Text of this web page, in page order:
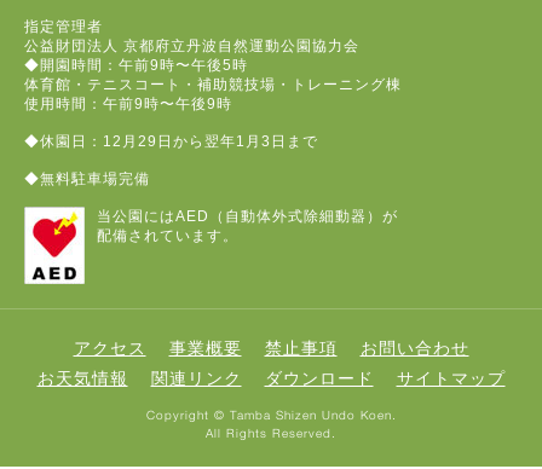
指定管理者
公益財団法人 京都府立丹波自然運動公園協力会
◆開園時間：午前9時〜午後5時
体育館・テニスコート・補助競技場・トレーニング棟
使用時間：午前9時〜午後9時
◆休園日：12月29日から翌年1月3日まで
◆無料駐車場完備
当公園にはAED（自動体外式除細動器）が
配備されています。
アクセス 事業概要 禁止事項
お問い合わせ
お天気情報
関連リンク ダウンロード サイトマップ
Copyright © Tamba Shizen Undo Koen.
All Rights Reserved.